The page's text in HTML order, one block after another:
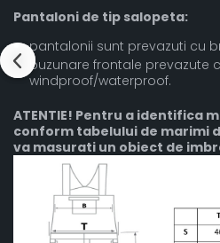
Pantaloni de tip salopeta:
pantalonii sunt prevazuti cu
buzunare frontale prevazute
windproof/waterproof.
ATENTIE! Pentru a identifica
conform tabelului de marimi
va masurati un obiect de